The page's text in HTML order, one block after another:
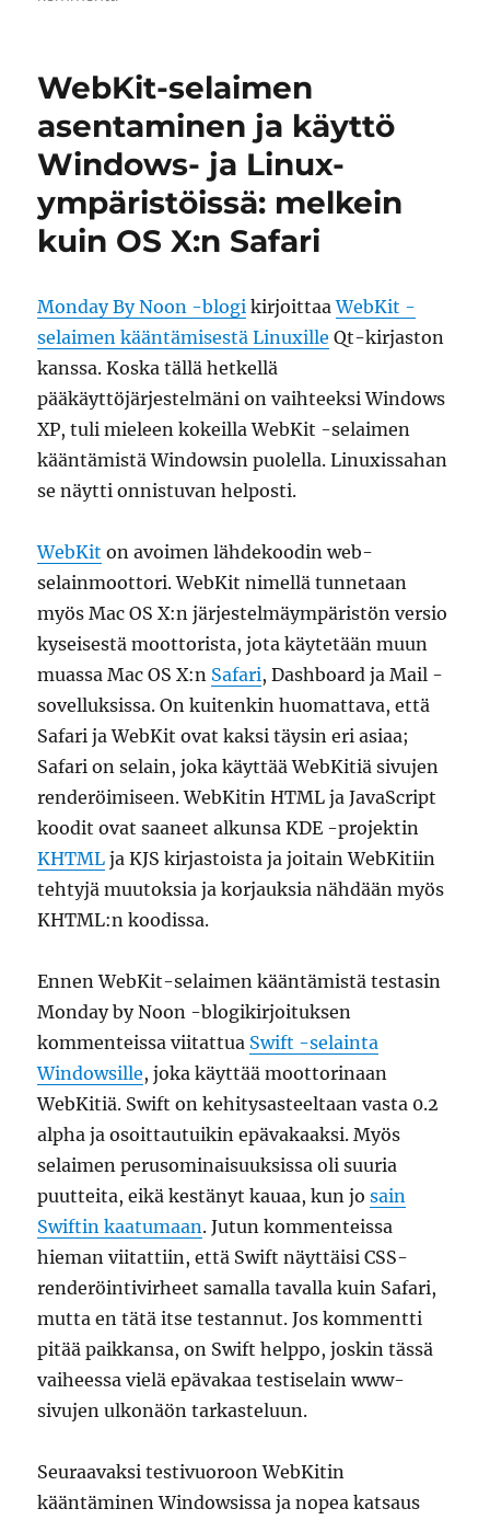
vapaaksi
1.0
versio
WebKit-selaimen
asentaminen ja käyttö
Windows- ja Linux-
ympäristöissä: melkein
kuin OS X:n Safari
Monday By Noon -blogi kirjoittaaWebKit -
selaimen kääntämisestä Linuxille Qt-kirjaston
kanssa. Koska tällä hetkellä
pääkäyttöjärjestelmäni on vaihteeksi Windows
XP, tuli mieleen kokeilla WebKit -selaimen
kääntämistä Windowsin puolella. Linuxissahan
se näytti onnistuvan helposti.
WebKit on avoimen lähdekoodin web-
selainmoottori. WebKit nimellä tunnetaan
myös Mac OS X:n järjestelmäympäristön versio
kyseisestä moottorista, jota käytetään muun
muassa Mac OS X:n Safari, Dashboard ja Mail -
sovelluksissa. On kuitenkin huomattava, että
Safari ja WebKit ovat kaksi täysin eri asiaa;
Safari on selain, joka käyttää WebKitiä sivujen
renderöimiseen. WebKitin HTML ja JavaScript
koodit ovat saaneet alkunsa KDE -projektin
KHTML ja KJS kirjastoista ja joitain WebKitiin
tehtyjä muutoksia ja korjauksia nähdään myös
KHTML:n koodissa.
Ennen WebKit-selaimen kääntämistä testasin
Monday by Noon -blogikirjoituksen
kommenteissa viitattua Swift -selainta
Windowsille, joka käyttää moottorinaan
WebKitiä. Swift on kehitysasteeltaan vasta 0.2
alpha ja osoittautuikin epävakaaksi. Myös
selaimen perusominaisuuksissa oli suuria
puutteita, eikä kestänyt kauaa, kun josain
Swiftin kaatumaan. Jutun kommenteissa
hieman viitattiin, että Swift näyttäisi CSS-
renderöintivirheet samalla tavalla kuin Safari,
mutta en tätä itse testannut. Jos kommentti
pitää paikkansa, on Swift helppo, joskin tässä
vaiheessa vielä epävakaa testiselain www-
sivujen ulkonäön tarkasteluun.
Seuraavaksi testivuoroon WebKitin
kääntäminen Windowsissa ja nopea katsaus